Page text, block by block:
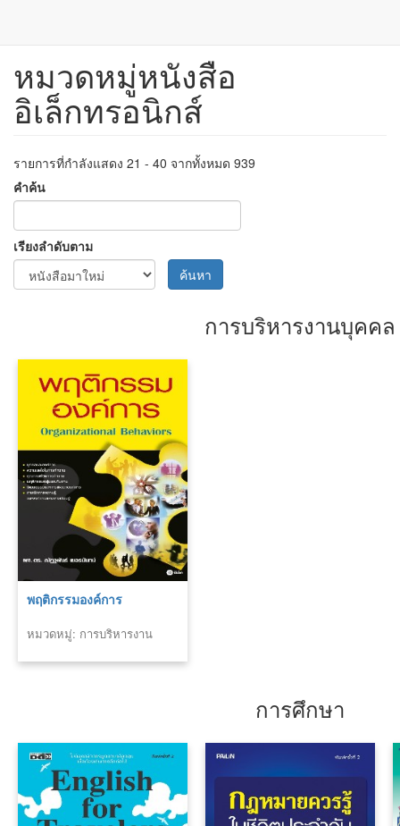
ข้าม
เนื้อหา
หมวดหมู่หนังสือ
อิเล็กทรอนิกส์
รายการที่กำลังแสดง 21 - 40 จากทั้งหมด 939
คำค้น
เรียงลำดับตาม
ค้นหา
การบริหารงานบุคคล
พฤติกรรมองค์การ
หมวดหมู่: การบริหารงาน
การศึกษา